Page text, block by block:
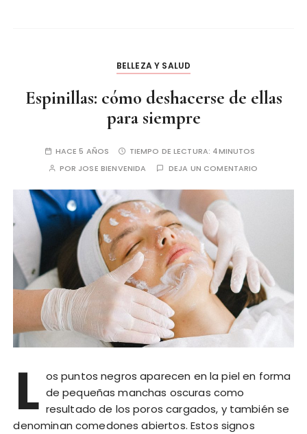
BELLEZA Y SALUD
Espinillas: cómo deshacerse de ellas
para siempre
HACE 5 AÑOS TIEMPO DE LECTURA: 4MINUTOS
POR JOSE BIENVENIDA DEJA UN COMENTARIO
L os puntos negros aparecen en la piel en forma
de pequeñas manchas oscuras como
resultado de los poros cargados, y también se
denominan comedones abiertos. Estos signos